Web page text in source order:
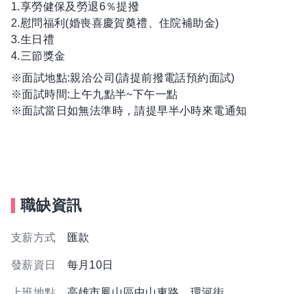
1.享勞健保及勞退6％提撥
2.慰問福利(婚喪喜慶賀奠禮、住院補助金)
3.生日禮
4.三節獎金
※面試地點:親洽公司(請提前撥電話預約面試)
※面試時間:上午九點半~下午一點
※面試當日如無法準時，請提早半小時來電通知
職缺資訊
支薪方式 匯款
發薪資日 每月10日